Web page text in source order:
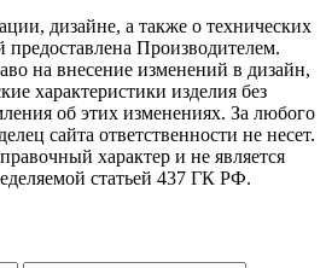
дизайне, а также о технических
предоставлена Производителем.
на внесение изменений в дизайн,
характеристики изделия без
об этих изменениях. За любого
сайта ответственности не несет.
характер и не является
статьей 437 ГК РФ.